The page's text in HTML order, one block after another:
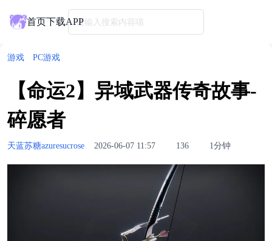
首页下载APP请输入搜索内容喵
游戏 PC游戏
【命运2】异域武器传奇故事-
碎愿者
天蓝苏糖azuresucrose 2026-06-07 11:57 136 1分钟